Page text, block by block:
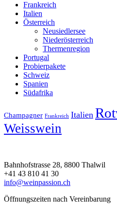
Frankreich
Italien
Österreich
Neusiedlersee
Niederösterreich
Thermenregion
Portugal
Probierpakete
Schweiz
Spanien
Südafrika
Champagner Frankreich Italien
Weisswein
Bahnhofstrasse 28, 8800 Thalwil
+41 43 810 41 30
info@weinpassion.ch
Öffnungszeiten nach Vereinbarung